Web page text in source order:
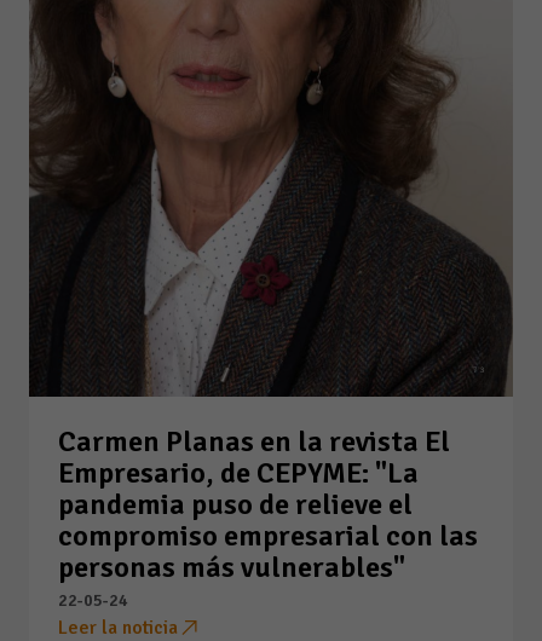
Carmen Planas en la revista El
Empresario, de CEPYME: "La
pandemia puso de relieve el
compromiso empresarial con las
personas más vulnerables"
22-05-24
Leer la noticia